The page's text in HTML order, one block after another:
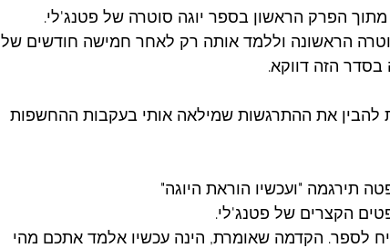
הפרק הראשון בספר יוגה סוטרה של פטנג'לי.
הראשונה וללמד אותה רק לאחר חמישה חודשים של
הזה דווקא.
להבין את ההתרגשות שמילאה אותי בעקבות ההחשפות
הקצרים של פטנג'לי.
לספר. הקדמה שאומרת, הינה עכשיו אלמד אתכם מהי